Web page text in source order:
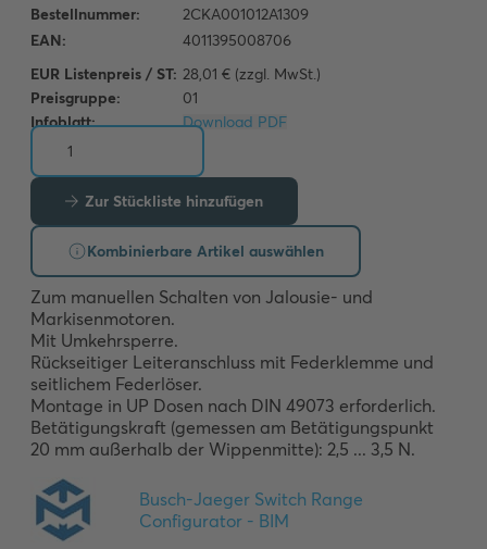
EUR Listenpreis / ST: 28,01 € (zzgl. MwSt.)
Preisgruppe:
01
Infoblatt:
Download PDF
Zur Stückliste hinzufügen
Kombinierbare Artikel auswählen
Zum manuellen Schalten von Jalousie- und
Markisenmotoren.
Mit Umkehrsperre.
Rückseitiger Leiteranschluss mit Federklemme und
seitlichem Federlöser.
Montage in UP Dosen nach DIN 49073 erforderlich.
Betätigungskraft (gemessen am Betätigungspunkt
20 mm außerhalb der Wippenmitte): 2,5 ... 3,5 N.